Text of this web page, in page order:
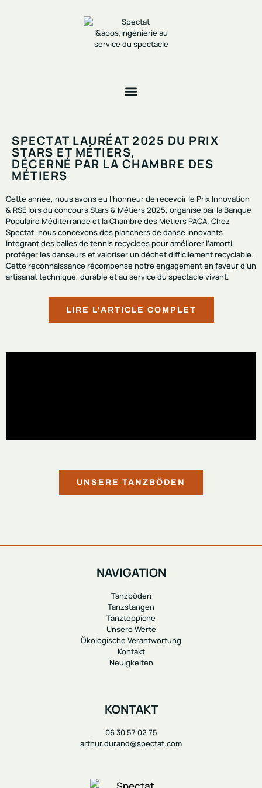
SPECTAT LAURÉAT 2025 DU PRIX
STARS ET MÉTIERS,
DÉCERNÉ PAR LA CHAMBRE DES
MÉTIERS
Cette année, nous avons eu l’honneur de recevoir le Prix Innovation
& RSE lors du concours Stars & Métiers 2025, organisé par la Banque
Populaire Méditerranée et la Chambre des Métiers PACA. Chez
Spectat, nous concevons des planchers de danse innovants
intégrant des balles de tennis recyclées pour améliorer l’amorti,
protéger les danseurs et valoriser un déchet difficilement recyclable.
Cette reconnaissance récompense notre engagement en faveur d’un
artisanat technique, durable et au service du spectacle vivant.
LIRE L'ARTICLE COMPLET
UNSERE TANZBÖDEN
NAVIGATION
Tanzböden
Tanzstangen
Tanzteppiche
Unsere Werte
Ökologische Verantwortung
Kontakt
Neuigkeiten
KONTAKT
06 30 57 02 75
arthur.durand@spectat.com